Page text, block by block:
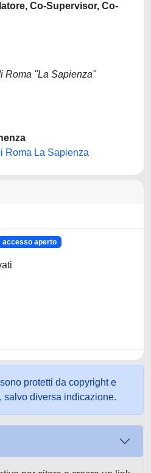
Co-Supervisor, Co-
Roma "La Sapienza"
Roma La Sapienza
accesso aperto
protetti da copyright e
salvo diversa indicazione.